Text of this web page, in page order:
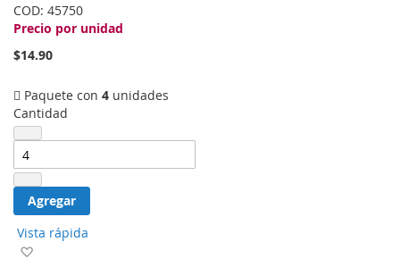
COD: 45750
Precio por unidad
$14.90
Paquete con 4 unidades
Cantidad
Agregar
Vista rápida